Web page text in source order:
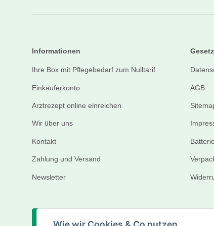
Informationen
Ihre Box mit Pflegebedarf zum Nulltarif
Einkäuferkonto
Arztrezept online einreichen
Wir über uns
Kontakt
Zahlung und Versand
Newsletter
AGB
Vertrag widerrufen